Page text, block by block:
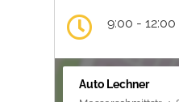
9:00 -
Auto Lechner